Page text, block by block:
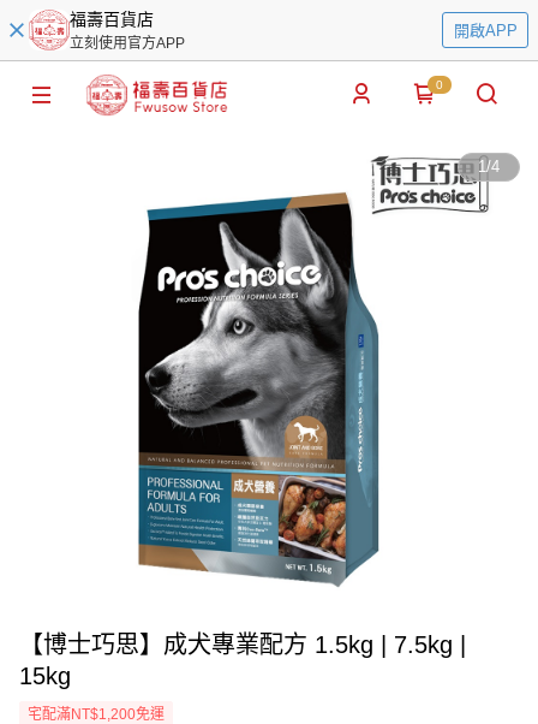
福壽百貨店
立刻使用官方APP
開啟APP
0
1/4
【博士巧思】成犬專業配方 1.5kg | 7.5kg |
15kg
宅配滿NT$1,200免運